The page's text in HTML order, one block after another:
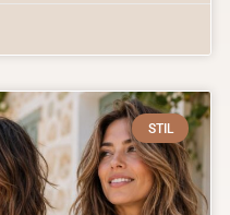
STIL